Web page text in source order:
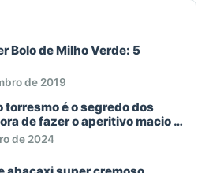
Bolo de Milho Verde: 5
de 2019
torresmo é o segredo dos
de fazer o aperitivo macio e
de 2024